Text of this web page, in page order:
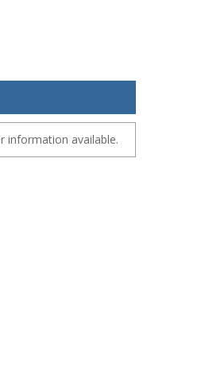
information available.